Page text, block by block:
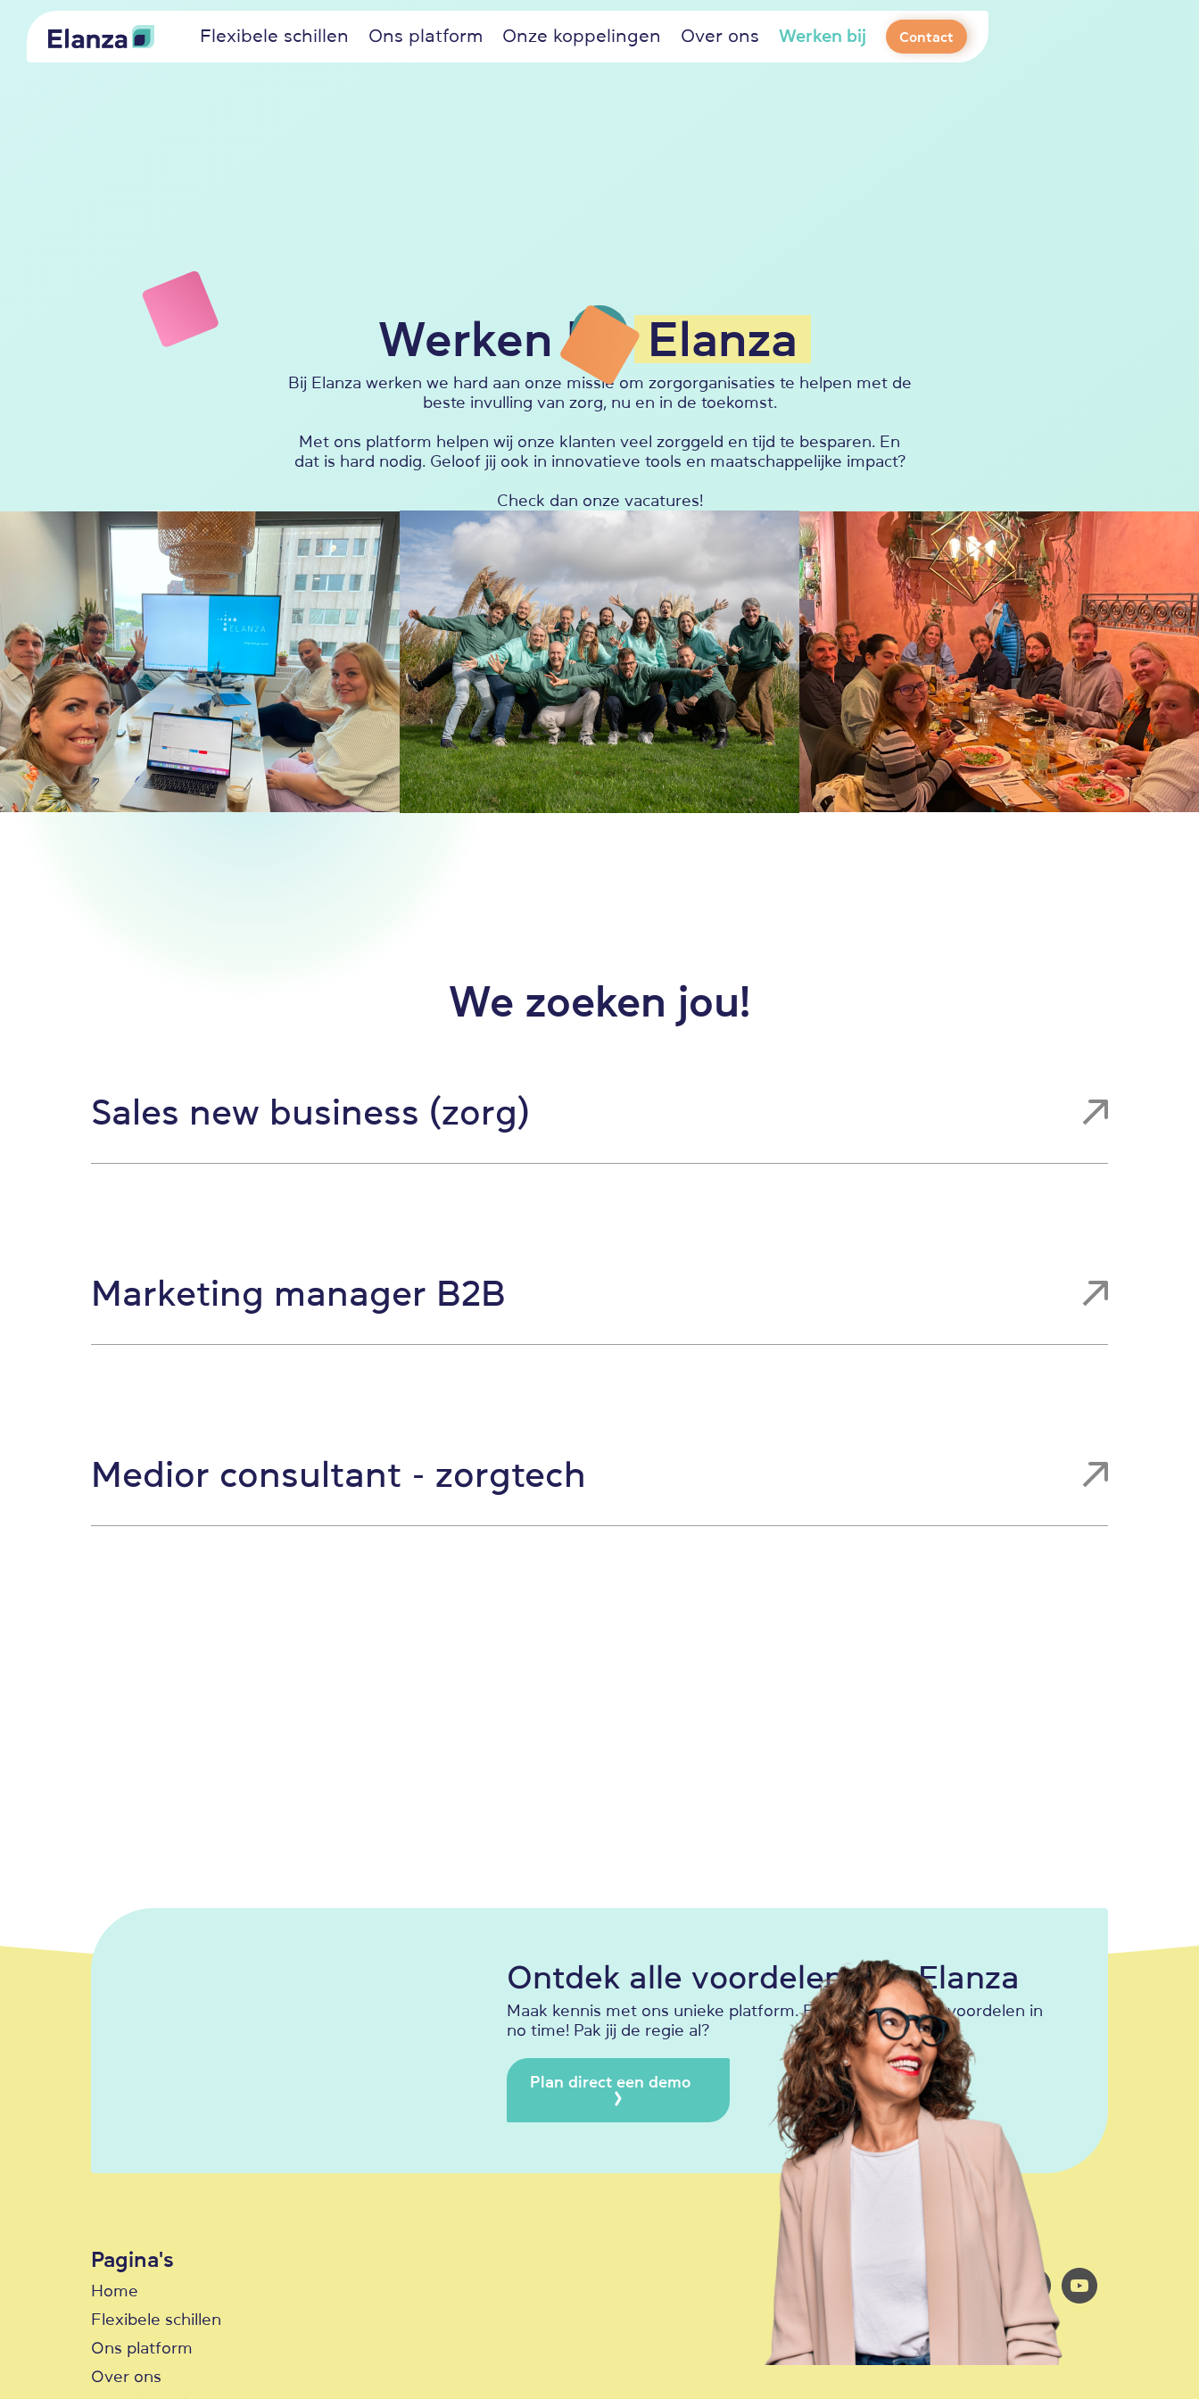
Flexibele schillen Ons platform Onze koppelingen Over ons Werken bij Contact
Werken bij Elanza
Bij Elanza werken we hard aan onze missie om zorgorganisaties te helpen met de
beste invulling van zorg, nu en in de toekomst.
Met ons platform helpen wij onze klanten veel zorggeld en tijd te besparen. En
dat is hard nodig. Geloof jij ook in innovatieve tools en maatschappelijke impact?
Check dan onze vacatures!
We zoeken jou!
Sales new business (zorg)
Marketing manager B2B
Medior consultant - zorgtech
Ontdek alle voordelen van Elanza
Maak kennis met ons unieke platform. Ervaar alle slimme voordelen in
no time! Pak jij de regie al?
Plan direct een demo
Pagina's
Home
Flexibele schillen
Ons platform
Over ons